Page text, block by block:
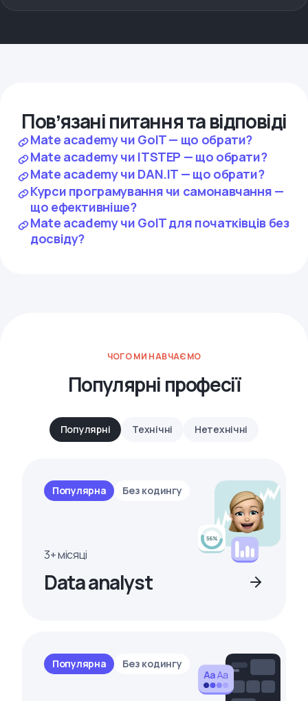
Повʼязані питання та відповіді
Mate academy чи GoIT — що обрати?
Mate academy чи ITSTEP — що обрати?
Mate academy чи DAN.IT — що обрати?
Курси програмування чи самонавчання —
що ефективніше?
Mate academy чи GoIT для початківців без
досвіду?
ЧОГО МИ НАВЧАЄМО
Популярні професії
Популярні Технічні Нетехнічні
Популярна Без кодингу
3+ місяці
Data analyst
Популярна Без кодингу